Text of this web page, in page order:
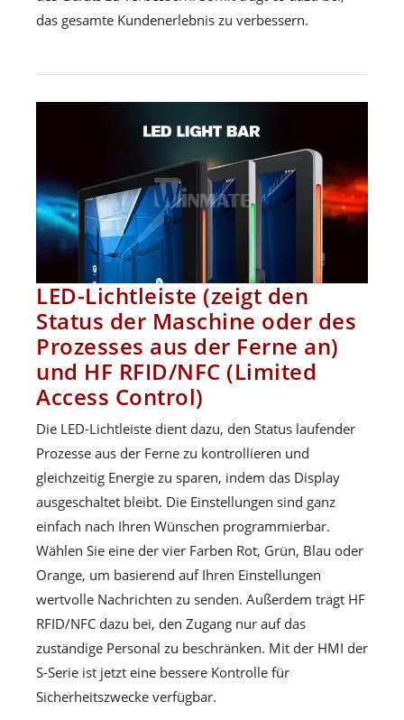
das gesamte Kundenerlebnis zu verbessern.
LED-Lichtleiste (zeigt den
Status der Maschine oder des
Prozesses aus der Ferne an)
und HF RFID/NFC (Limited
Access Control)
Die LED-Lichtleiste dient dazu, den Status laufender
Prozesse aus der Ferne zu kontrollieren und
gleichzeitig Energie zu sparen, indem das Display
ausgeschaltet bleibt. Die Einstellungen sind ganz
einfach nach Ihren Wünschen programmierbar.
Wählen Sie eine der vier Farben Rot, Grün, Blau oder
Orange, um basierend auf Ihren Einstellungen
wertvolle Nachrichten zu senden. Außerdem trägt HF
RFID/NFC dazu bei, den Zugang nur auf das
zuständige Personal zu beschränken. Mit der HMI der
S-Serie ist jetzt eine bessere Kontrolle für
Sicherheitszwecke verfügbar.